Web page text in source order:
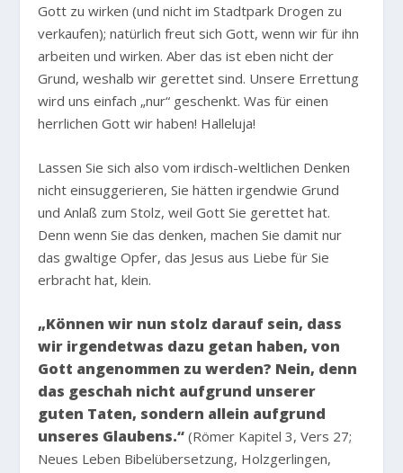
Gott zu wirken (und nicht im Stadtpark Drogen zu
verkaufen); natürlich freut sich Gott, wenn wir für ihn
arbeiten und wirken. Aber das ist eben nicht der
Grund, weshalb wir gerettet sind. Unsere Errettung
wird uns einfach „nur“ geschenkt. Was für einen
herrlichen Gott wir haben! Halleluja!
Lassen Sie sich also vom irdisch-weltlichen Denken
nicht einsuggerieren, Sie hätten irgendwie Grund
und Anlaß zum Stolz, weil Gott Sie gerettet hat.
Denn wenn Sie das denken, machen Sie damit nur
das gwaltige Opfer, das Jesus aus Liebe für Sie
erbracht hat, klein.
„Können wir nun stolz darauf sein, dass
wir irgendetwas dazu getan haben, von
Gott angenommen zu werden? Nein, denn
das geschah nicht aufgrund unserer
guten Taten, sondern allein aufgrund
unseres Glaubens.“ (Römer Kapitel 3, Vers 27;
Neues Leben Bibelübersetzung, Holzgerlingen,